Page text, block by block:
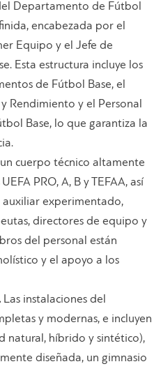
Departamento de Fútbol
encabezada por el
Equipo y el Jefe de
Esta estructura incluye los
de Fútbol Base, el
Rendimiento y el Personal
Base, lo que garantiza la
cuerpo técnico altamente
PRO, A, B y TEFAA, así
experimentado,
directores de equipo y
del personal están
y el apoyo a los
Las instalaciones del
y modernas, e incluyen
natural, híbrido y sintético),
diseñada, un gimnasio